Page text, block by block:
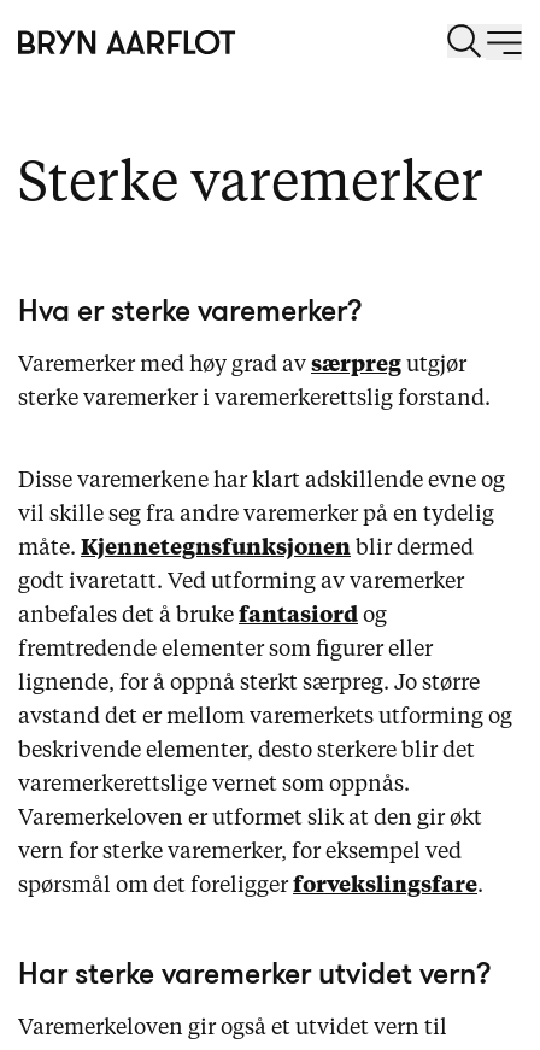
Sterke varemerker
Hva er sterke varemerker?
Varemerker med høy grad av særpreg utgjør
sterke varemerker i varemerkerettslig forstand.
Disse varemerkene har klart adskillende evne og
vil skille seg fra andre varemerker på en tydelig
måte. Kjennetegnsfunksjonen blir dermed
godt ivaretatt. Ved utforming av varemerker
anbefales det å bruke fantasiord og
fremtredende elementer som figurer eller
lignende, for å oppnå sterkt særpreg. Jo større
avstand det er mellom varemerkets utforming og
beskrivende elementer, desto sterkere blir det
varemerkerettslige vernet som oppnås.
Varemerkeloven er utformet slik at den gir økt
vern for sterke varemerker, for eksempel ved
spørsmål om det foreliggerforvekslingsfare.
Har sterke varemerker utvidet vern?
Varemerkeloven gir også et utvidet vern til